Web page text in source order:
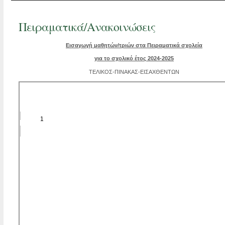
Πειραματικά/Ανακοινώσεις
Εισαγωγή μαθητών/τριών στα Πειραματικά σχολεία
για το σχολικό έτος 2024-2025
ΤΕΛΙΚΟΣ-ΠΙΝΑΚΑΣ-ΕΙΣΑΧΘΕΝΤΩΝ